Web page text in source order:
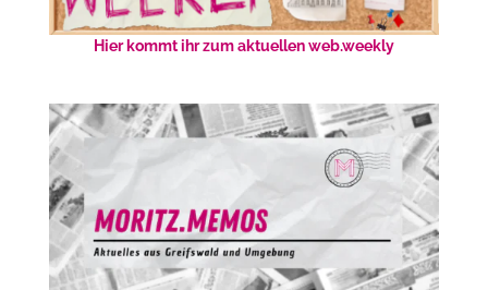
Hier kommt ihr zum aktuellen web.weekly